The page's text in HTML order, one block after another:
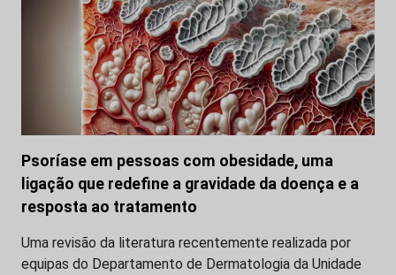
Psoríase em pessoas com obesidade, uma
ligação que redefine a gravidade da doença e a
resposta ao tratamento
Uma revisão da literatura recentemente realizada por
equipas do Departamento de Dermatologia da Unidade